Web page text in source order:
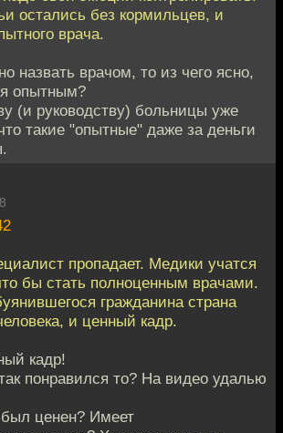
остались без кормильцев, и
врача.
назвать врачом, то из чего ясно,
опытным?
(и руководству) больницы уже
такие "опытные" даже за деньги
пропадает. Медики учатся
бы стать полноценным врачами.
гражданина страна
и ценный кадр.
кадр!
понравился то? На видео удалью
ценен? Имеет